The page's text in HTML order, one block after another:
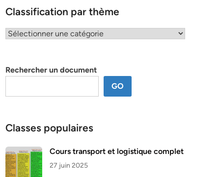
Classification par thème
Classification
Rechercher un document
GO
Classes populaires
Cours transport et logistique complet
27 juin 2025